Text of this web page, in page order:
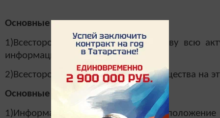
Основные концепции:
1)Всесторонне представляет обществу всю
информацию;
2)Всесторонне отражает реакцию общества на
Основные характеристики:
1)Информационная (сообщение о